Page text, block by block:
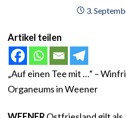
3.
Artikel teilen
„Auf einen Tee mit …“ –
Organeums in Weener